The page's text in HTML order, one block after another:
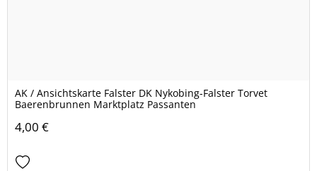
AK / Ansichtskarte Falster DK Nykobing-Falster Torvet
Baerenbrunnen Marktplatz Passanten
4,00 €